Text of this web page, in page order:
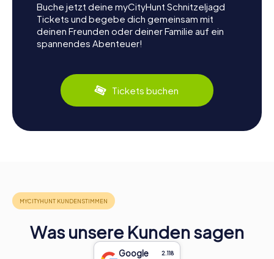
Buche jetzt deine myCityHunt Schnitzeljagd
Tickets und begebe dich gemeinsam mit
deinen Freunden oder deiner Familie auf ein
spannendes Abenteuer!
Tickets buchen
Was unsere Kunden sagen
Google 2.118